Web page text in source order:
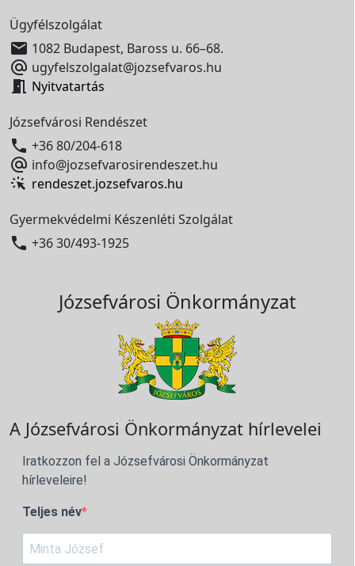
Ügyfélszolgálat
 1082 Budapest, Baross u. 66–68.
 ugyfelszolgalat@jozsefvaros.hu
 Nyitvatartás
Józsefvárosi Rendészet
 +36 80/204-618
 info@jozsefvarosirendeszet.hu
rendeszet.jozsefvaros.hu
Gyermekvédelmi Készenléti Szolgálat
 +36 30/493-1925
Józsefvárosi Önkormányzat
A Józsefvárosi Önkormányzat hírlevelei
Iratkozzon fel a Józsefvárosi Önkormányzat
hírleveleire!
Teljes név